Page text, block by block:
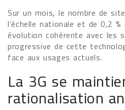
Sur un mois, le nombre de
l’échelle nationale et de 0,2
évolution cohérente avec les
progressive de cette
face aux usages actuels.
La 3G se
rationalisation